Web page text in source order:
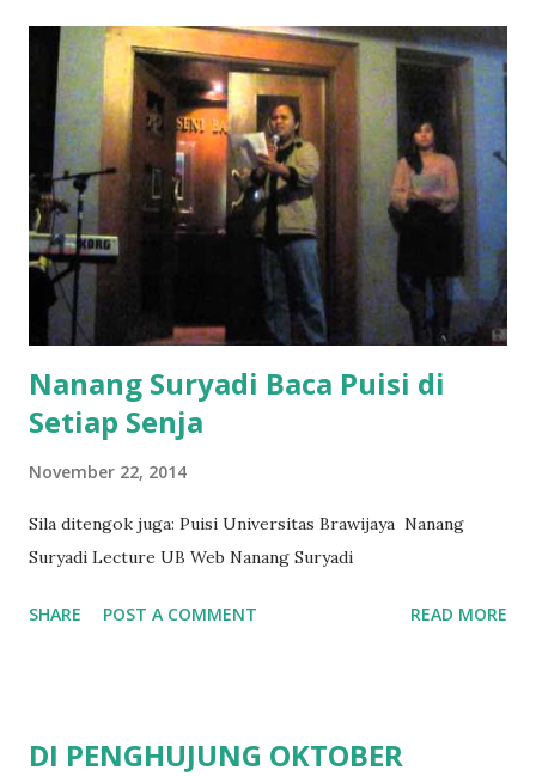
Nanang Suryadi Baca Puisi di
Setiap Senja
November 22, 2014
Sila ditengok juga: Puisi Universitas Brawijaya Nanang
Suryadi Lecture UB Web Nanang Suryadi
SHARE POST A COMMENT READ MORE
DI PENGHUJUNG OKTOBER